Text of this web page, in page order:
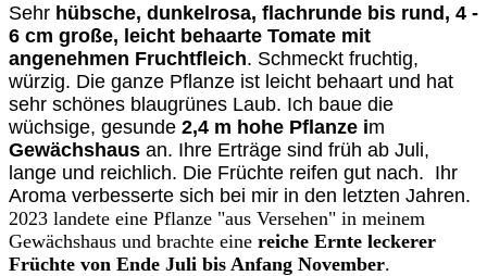
Sehr hübsche, dunkelrosa, flach­runde bis rund, 4 -
6 cm große, leicht be­haarte Tomate mit
angenehmen Fruchtfleich. Schmeckt fruchtig,
würzig. Die ganze Pflanze ist leicht behaart und hat
sehr schönes blaugrünes Laub. Ich baue die
wüchsige, gesunde 2,4 m hohe Pflanze im
Gewächshaus an. Ihre Erträge sind früh ab Juli,
lange und reichlich. Die Früchte reifen gut nach. Ihr
Aroma verbesserte sich bei mir in den letzten Jahren.
2023 landete eine Pflanze "aus Versehen" in meinem
Gewächshaus und brachte eine reiche Ernte leckerer
Früchte von Ende Juli bis Anfang November.